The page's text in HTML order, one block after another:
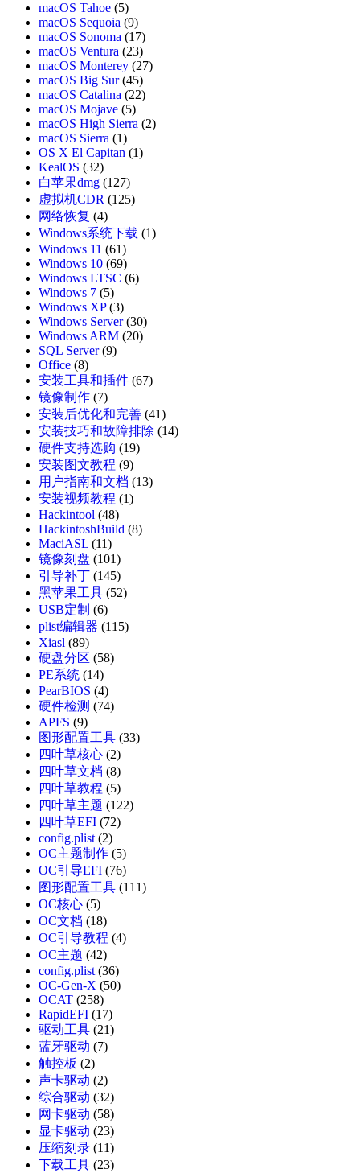
macOS Tahoe (5)
macOS Sequoia (9)
macOS Sonoma (17)
macOS Ventura (23)
macOS Monterey (27)
macOS Big Sur(45)
macOS Catalina (22)
macOS Mojave (5)
macOS High Sierra (2)
macOS Sierra (1)
OS X El Capitan (1)
KealOS (32)
白苹果dmg (127)
虚拟机CDR (125)
网络恢复 (4)
Windows系统下载 (1)
Windows 11 (61)
Windows 10 (69)
Windows LTSC (6)
Windows 7 (5)
Windows XP(3)
Windows Server(30)
Windows ARM (20)
SQL Server(9)
Office (8)
安装工具和插件 (67)
镜像制作 (7)
安装后优化和完善 (41)
安装技巧和故障排除 (14)
硬件支持选购 (19)
安装图文教程 (9)
用户指南和文档 (13)
安装视频教程 (1)
Hackintool (48)
HackintoshBuild (8)
MaciASL (11)
镜像刻盘 (101)
引导补丁 (145)
黑苹果工具 (52)
USB定制 (6)
plist编辑器 (115)
Xiasl (89)
硬盘分区 (58)
PE系统 (14)
PearBIOS (4)
硬件检测 (74)
APFS (9)
图形配置工具 (33)
四叶草核心 (2)
四叶草文档 (8)
四叶草教程 (5)
四叶草主题 (122)
四叶草EFI (72)
config.plist (2)
OC主题制作 (5)
OC引导EFI (76)
图形配置工具 (111)
OC核心 (5)
OC文档 (18)
OC引导教程 (4)
OC主题 (42)
config.plist (36)
OC-Gen-X (50)
OCAT (258)
RapidEFI (17)
驱动工具 (21)
蓝牙驱动 (7)
触控板 (2)
声卡驱动 (2)
综合驱动 (32)
网卡驱动 (58)
显卡驱动 (23)
压缩刻录 (11)
下载工具 (23)